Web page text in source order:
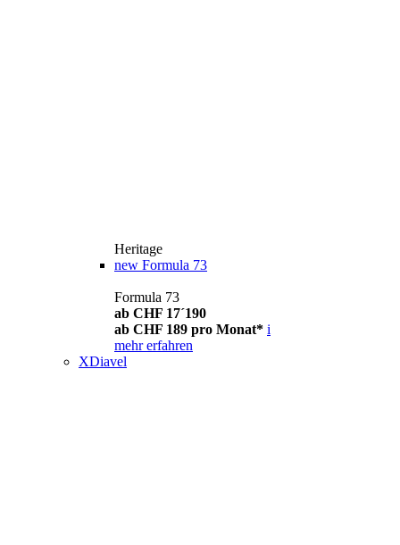
Heritage
new Formula 73
Formula 73
ab CHF 17´190
ab CHF 189 pro Monat* i
mehr erfahren
XDiavel